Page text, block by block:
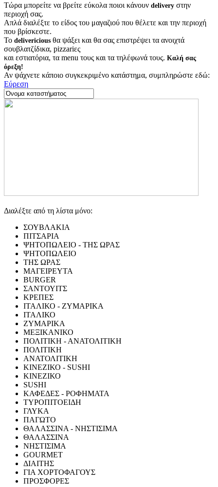
Τώρα μπορείτε να βρείτε εύκολα ποιοι κάνουν delivery στην
περιοχή σας.
Απλά διαλέξτε το είδος του μαγαζιού που θέλετε και την περιοχή
που βρίσκεστε.
Το delivericious θα ψάξει και θα σας επιστρέψει τα ανοιχτά
σουβλατζίδικα, pizzariες
και εστιατόρια, τα menu τους και τα τηλέφωνά τους. Καλή σας
όρεξη!
Αν ψάχνετε κάποιο συγκεκριμένο κατάστημα, συμπληρώστε εδώ:
Εύρεση
Διαλέξτε από τη λίστα μόνο:
ΣΟΥΒΛΑΚΙΑ
ΠΙΤΣΑΡΙΑ
ΨΗΤΟΠΩΛΕΙΟ - ΤΗΣ ΩΡΑΣ
ΨΗΤΟΠΩΛΕΙΟ
ΤΗΣ ΩΡΑΣ
ΜΑΓΕΙΡΕΥΤΑ
BURGER
ΣΑΝΤΟΥΙΤΣ
ΚΡΕΠΕΣ
ΙΤΑΛΙΚΟ - ΖΥΜΑΡΙΚΑ
ΙΤΑΛΙΚΟ
ΖΥΜΑΡΙΚΑ
ΜΕΞΙΚΑΝΙΚΟ
ΠΟΛΙΤΙΚΗ - ΑΝΑΤΟΛΙΤΙΚΗ
ΠΟΛΙΤΙΚΗ
ΑΝΑΤΟΛΙΤΙΚΗ
ΚΙΝΕΖΙΚΟ - SUSHI
ΚΙΝΕΖΙΚΟ
SUSHI
ΚΑΦΕΔΕΣ - ΡΟΦΗΜΑΤΑ
ΤΥΡΟΠΙΤΟΕΙΔΗ
ΓΛΥΚΑ
ΠΑΓΩΤΟ
ΘΑΛΑΣΣΙΝΑ - ΝΗΣΤΙΣΙΜΑ
ΘΑΛΑΣΣΙΝΑ
ΝΗΣΤΙΣΙΜΑ
GOURMET
ΔΙΑΙΤΗΣ
ΓΙΑ ΧΟΡΤΟΦΑΓΟΥΣ
ΠΡΟΣΦΟΡΕΣ